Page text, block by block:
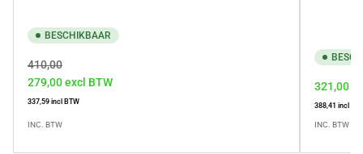
BESCHIKBAAR
Normale
prijs
410,00
279,00excl BTW
337,59incl BTW
INC. BTW
Normale
prijs
321,00
388,41 incl
INC. BTW